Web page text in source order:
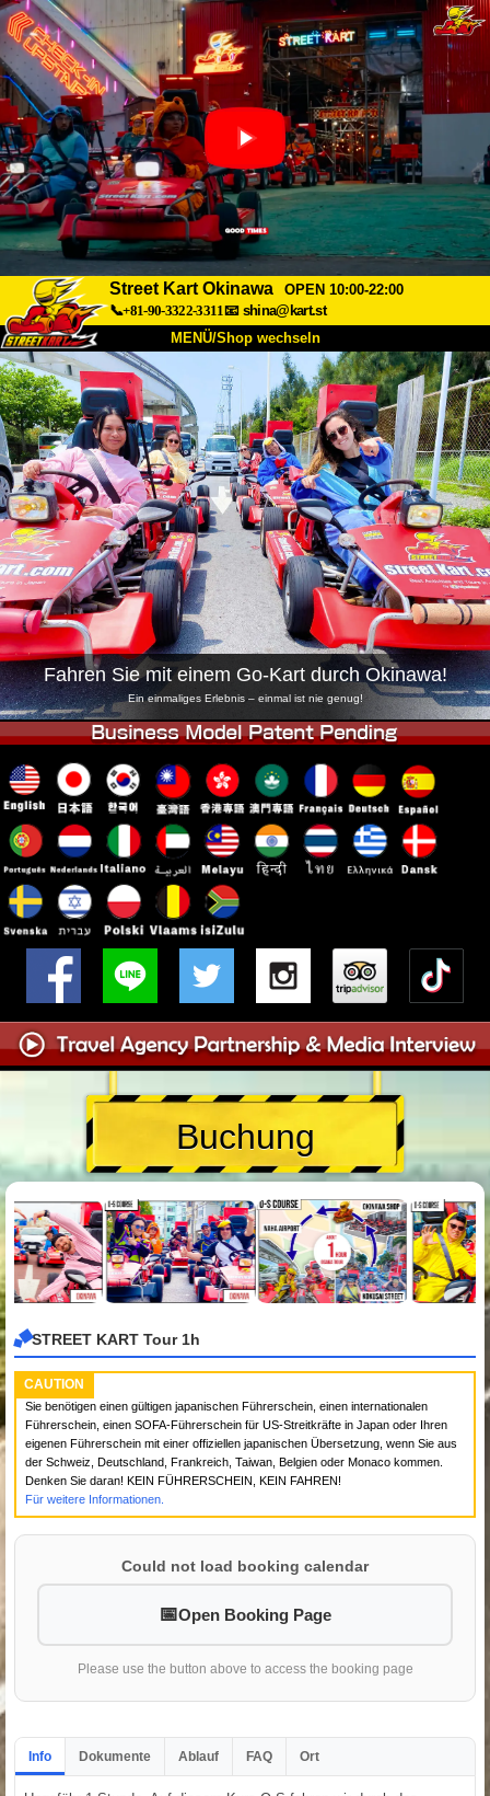
Street Kart Okinawa
OPEN 10:00-22:00
📞+81-90-3322-3311📧 shina@kart.st
MENÜ/Shop wechseln
START
Über uns Spezifikationen Preise
Anfahrt Bewertungen FAQ
Unternehmen Buchung
Shop wechseln
Tokio Shinagawa Tokio Akihabara#1
Tokio Akihabara#2 Tokio Shibuya
Tokio Shibuya Annex Tokio Bucht
Tokio Asakusa Osaka
Okinawa
Fahren Sie mit einem Go-Kart durch Okinawa!
Ein einmaliges Erlebnis – einmal ist nie genug!
Buchung
STREET KART Tour 1h
CAUTION
Sie benötigen einen gültigen japanischen Führerschein, einen internationalen
Führerschein, einen SOFA-Führerschein für US-Streitkräfte in Japan oder Ihren
eigenen Führerschein mit einer offiziellen japanischen Übersetzung, wenn Sie aus
der Schweiz, Deutschland, Frankreich, Taiwan, Belgien oder Monaco kommen.
Denken Sie daran! KEIN FÜHRERSCHEIN, KEIN FAHREN!
Für weitere Informationen.
Could not load booking calendar
Open Booking Page
Please use the button above to access the booking page
Info Dokumente Ablauf FAQ Ort